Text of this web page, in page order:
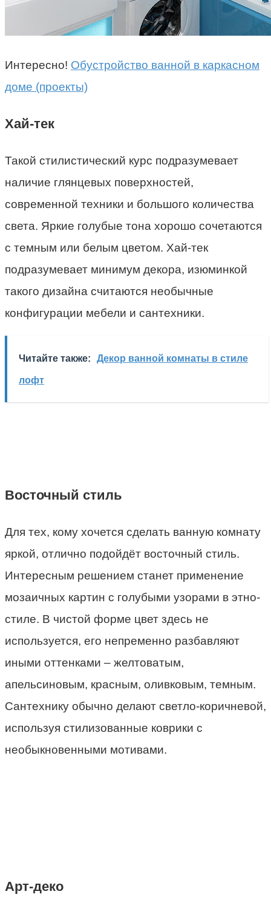
Интересно! Обустройство ванной в каркасном
доме (проекты)
Хай-тек
Такой стилистический курс подразумевает
наличие глянцевых поверхностей,
современной техники и большого количества
света. Яркие голубые тона хорошо сочетаются
с темным или белым цветом. Хай-тек
подразумевает минимум декора, изюминкой
такого дизайна считаются необычные
конфигурации мебели и сантехники.
Читайте также: Декор ванной комнаты в стиле
лофт
Восточный стиль
Для тех, кому хочется сделать ванную комнату
яркой, отлично подойдёт восточный стиль.
Интересным решением станет применение
мозаичных картин с голубыми узорами в этно-
стиле. В чистой форме цвет здесь не
используется, его непременно разбавляют
иными оттенками – желтоватым,
апельсиновым, красным, оливковым, темным.
Сантехнику обычно делают светло-коричневой,
используя стилизованные коврики с
необыкновенными мотивами.
Арт-деко